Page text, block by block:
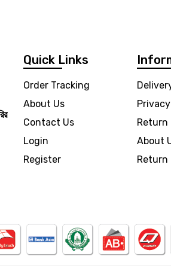
Quick Links
Order Tracking
About Us
Contact Us
Login
Register
Return
About
Return